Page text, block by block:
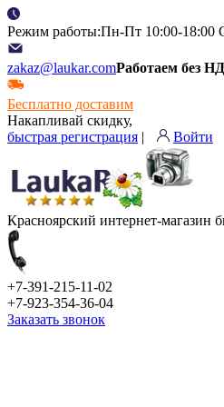
Режим работы:Пн-Пт 10:00-18:00
zakaz@laukar.comРаботаем без
Бесплатно доставим
Накапливай скидку,
быстрая регистрация | Войти
Красноярский интернет-магазин
+7-391-215-11-02
+7-923-354-36-04
Заказать звонок